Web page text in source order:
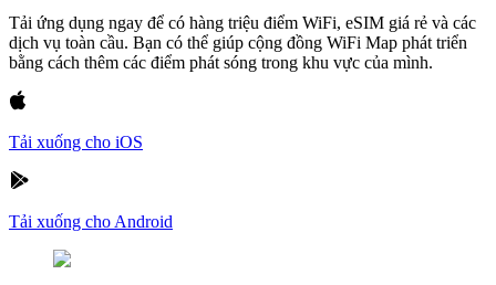
Tải ứng dụng ngay để có hàng triệu điểm WiFi, eSIM giá rẻ và các
dịch vụ toàn cầu. Bạn có thể giúp cộng đồng WiFi Map phát triển
bằng cách thêm các điểm phát sóng trong khu vực của mình.
Tải xuống cho iOS
Tải xuống cho Android